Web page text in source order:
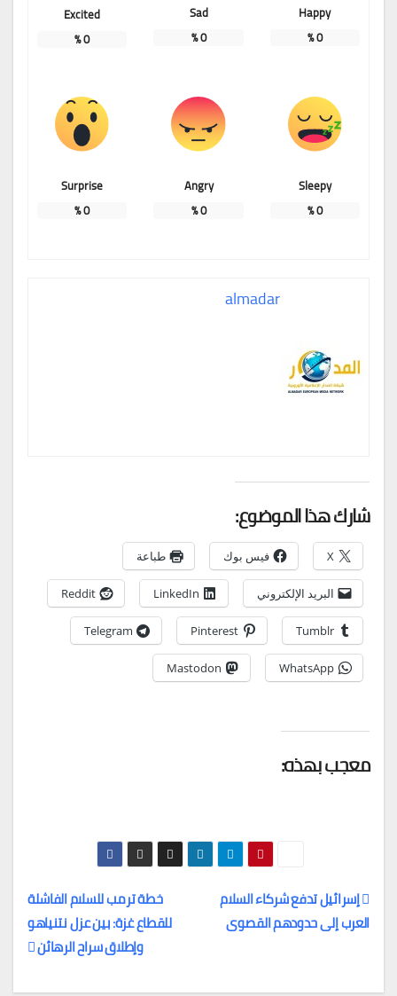
Happy
0
%
Sad
0
%
Excited
0
%
Sleepy
0
%
Angry
0
%
Surprise
0
%
almadar
شارك هذا الموضوع:
X فيس بوك طباعة
البريد الإلكتروني LinkedIn
Reddit
Tumblr
Pinterest
Telegram
WhatsApp
Mastodon
معجب بهذه:
تصفّح
خطة ترمب للسلام الفاشلة
للقطاع غزة: بين عزل نتنياهو
وإطلاق سراح الرهائن
إسرائيل تدفع شركاء السلام
العرب إلى حدودهم القصوى